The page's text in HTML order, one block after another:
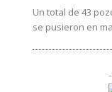
Un total de 43
se pusieron en